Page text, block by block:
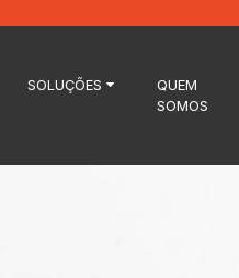
SOLUÇÕES
QUEM
SOMOS